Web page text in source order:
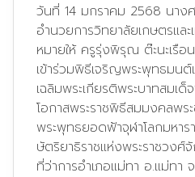
วันที่ 14 มกราคม 2568 นาง
อำนวยการวิทยาลัยเกษตรแล
หมายให้ ครูรุ่งพิรุณ ต๊ะนะเรื
เข้าร่วมพิธีเจริญพระพุทธมน
เฉลิมพระเกียรติพระบาทสมเด็
โอกาสพระราชพิธีสมมงคลพร
พระพุทธยอดฟ้าจุฬาโลกมหา
ษัตริยาธิราชแห่งพระราชวง
ที่ว่าการอำเภอแม่ทา อ.แม่ทา